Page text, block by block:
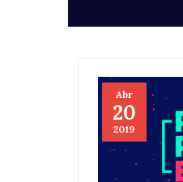
Abr
20
2019